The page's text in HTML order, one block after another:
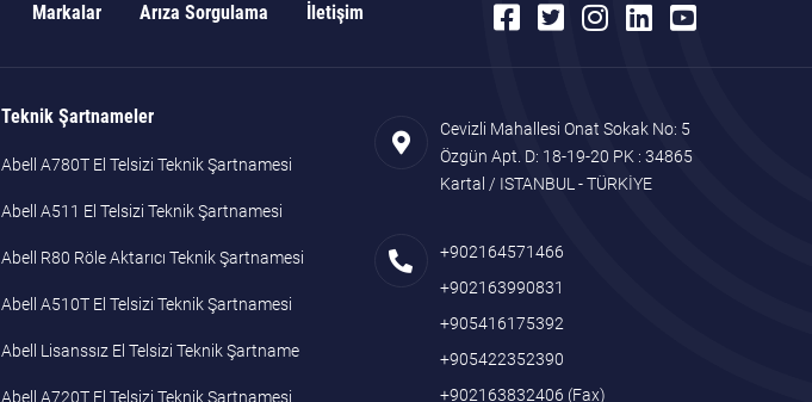
Markalar Arıza Sorgulama İletişim
Teknik Şartnameler
Abell A780T El Telsizi Teknik Şartnamesi
Abell A511 El Telsizi Teknik Şartnamesi
Abell R80 Röle Aktarıcı Teknik Şartnamesi
Abell A510T El Telsizi Teknik Şartnamesi
Abell Lisanssız El Telsizi Teknik Şartname
Abell A720T El Telsizi Teknik Şartnamesi
Cevizli Mahallesi Onat Sokak No: 5
Özgün Apt. D: 18-19-20 PK : 34865
Kartal / ISTANBUL - TÜRKİYE
+902164571466
+902163990831
+905416175392
+905422352390
+902163832406 (Fax)